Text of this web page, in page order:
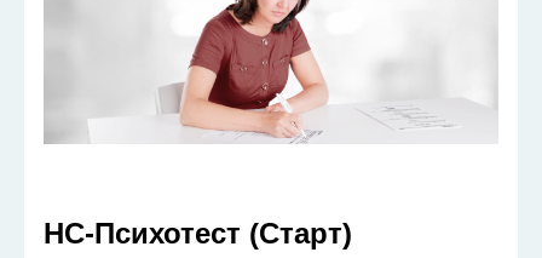
НС-Психотест (Старт)